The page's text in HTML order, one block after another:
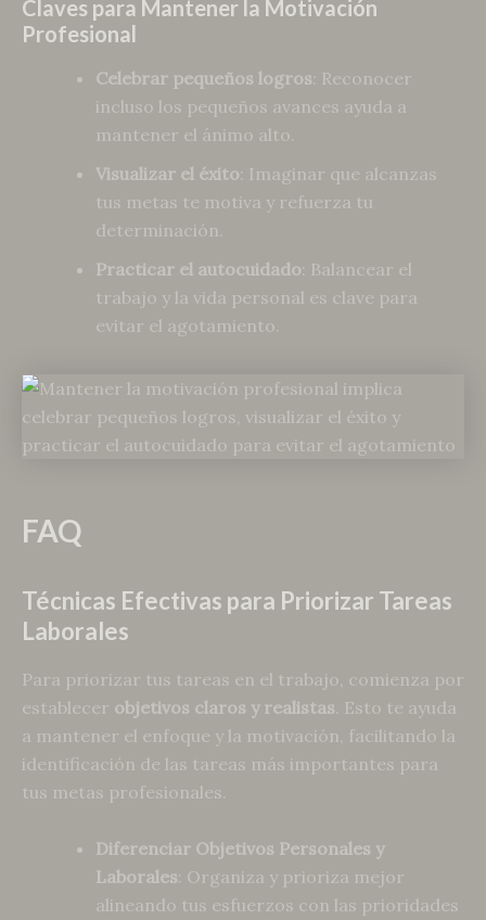
Claves para Mantener la Motivación
Profesional
Celebrar pequeños logros: Reconocer
incluso los pequeños avances ayuda a
mantener el ánimo alto.
Visualizar el éxito: Imaginar que alcanzas
tus metas te motiva y refuerza tu
determinación.
Practicar el autocuidado: Balancear el
trabajo y la vida personal es clave para
evitar el agotamiento.
FAQ
Técnicas Efectivas para Priorizar Tareas
Laborales
Para priorizar tus tareas en el trabajo, comienza por
establecer objetivos claros y realistas. Esto te ayuda
a mantener el enfoque y la motivación, facilitando la
identificación de las tareas más importantes para
tus metas profesionales.
Diferenciar Objetivos Personales y
Laborales: Organiza y prioriza mejor
alineando tus esfuerzos con las prioridades